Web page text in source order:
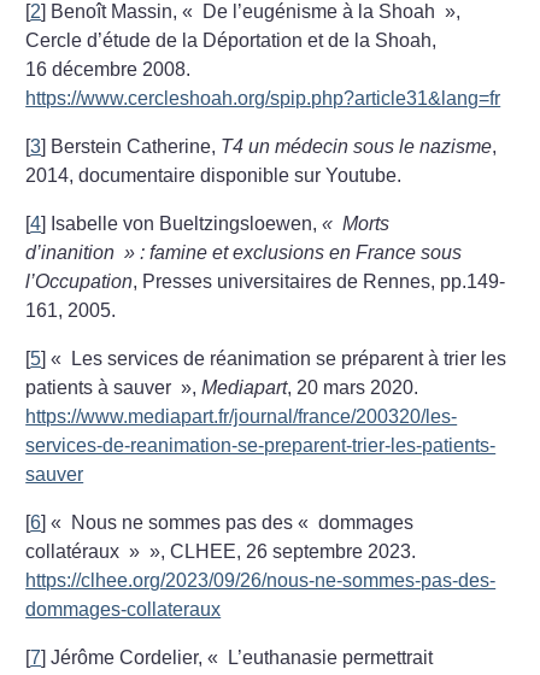
[2] Benoît Massin, « De l’eugénisme à la Shoah »,
Cercle d’étude de la Déportation et de la Shoah,
16 décembre 2008.
https://www.cercleshoah.org/spip.php?article31&lang=fr
[3] Berstein Catherine, T4 un médecin sous le nazisme,
2014, documentaire disponible sur Youtube.
[4] Isabelle von Bueltzingsloewen,« Morts
d’inanition » : famine et exclusions en France sous
l’Occupation, Presses universitaires de Rennes, pp.149-
161, 2005.
[5]«
Les services de réanimation se préparent à trier les
patients à sauver »,Mediapart, 20 mars 2020.
https://www.mediapart.fr/journal/france/200320/les-
services-de-reanimation-se-preparent-trier-les-patients-
sauver
[6]« Nous ne sommes pas des « dommages
collatéraux » », CLHEE, 26 septembre 2023.
https://clhee.org/2023/09/26/nous-ne-sommes-pas-des-
dommages-collateraux
[7]Jérôme Cordelier, «
L’euthanasie permettrait